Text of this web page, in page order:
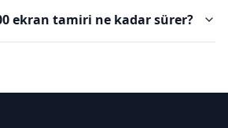
ekran tamiri ne kadar sürer?